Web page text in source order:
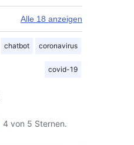
Alle 18 anzeigen
chatbot coronavirus
covid-19
4 von 5 Sternen.